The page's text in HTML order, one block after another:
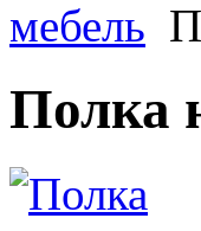
мебель
Полка